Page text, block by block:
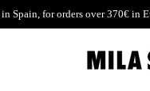
in Spain, for orders over 370€ in